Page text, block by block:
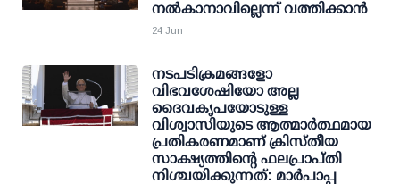
നൽകാനാവില്ലെന്ന് വത്തിക്കാൻ
24 Jun
നടപടിക്രമങ്ങളോ
വിഭവശേഷിയോ അല്ല
ദൈവകൃപയോടുള്ള
വിശ്വാസിയുടെ ആത്മാർത്ഥമായ
പ്രതികരണമാണ് ക്രിസ്തീയ
സാക്ഷ്യത്തിന്റെ ഫലപ്രാപ്തി
നിശ്ചയിക്കുന്നത്: മാർപാപ്പ